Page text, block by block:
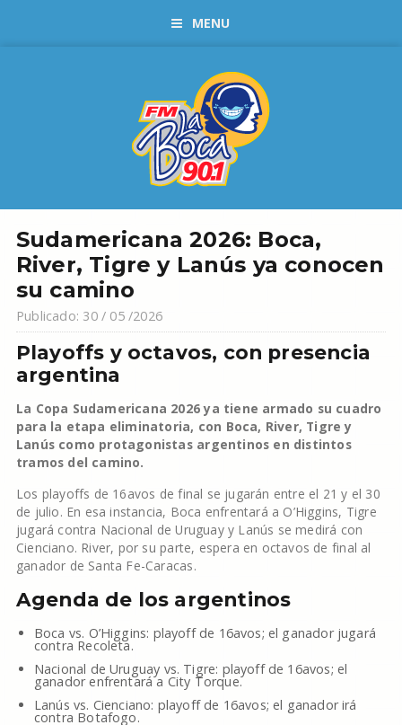
MENU
Sudamericana 2026: Boca,
River, Tigre y Lanús ya conocen
su camino
Publicado: 30 / 05 /2026
Playoffs y octavos, con presencia
argentina
La Copa Sudamericana 2026 ya tiene armado su cuadro
para la etapa eliminatoria, con Boca, River, Tigre y
Lanús como protagonistas argentinos en distintos
tramos del camino.
Los playoffs de 16avos de final se jugarán entre el 21 y el 30
de julio. En esa instancia, Boca enfrentará a O’Higgins, Tigre
jugará contra Nacional de Uruguay y Lanús se medirá con
Cienciano. River, por su parte, espera en octavos de final al
ganador de Santa Fe-Caracas.
Agenda de los argentinos
Boca vs. O’Higgins: playoff de 16avos; el ganador jugará
contra Recoleta.
Nacional de Uruguay vs. Tigre: playoff de 16avos; el
ganador enfrentará a City Torque.
Lanús vs. Cienciano: playoff de 16avos; el ganador irá
contra Botafogo.